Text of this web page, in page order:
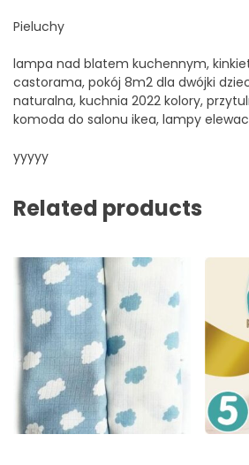
Pieluchy
lampa nad blatem kuchennym,
castorama, pokój 8m2 dla dwójki
naturalna, kuchnia 2022 kolory,
komoda do salonu ikea, lampy
yyyyy
Related products